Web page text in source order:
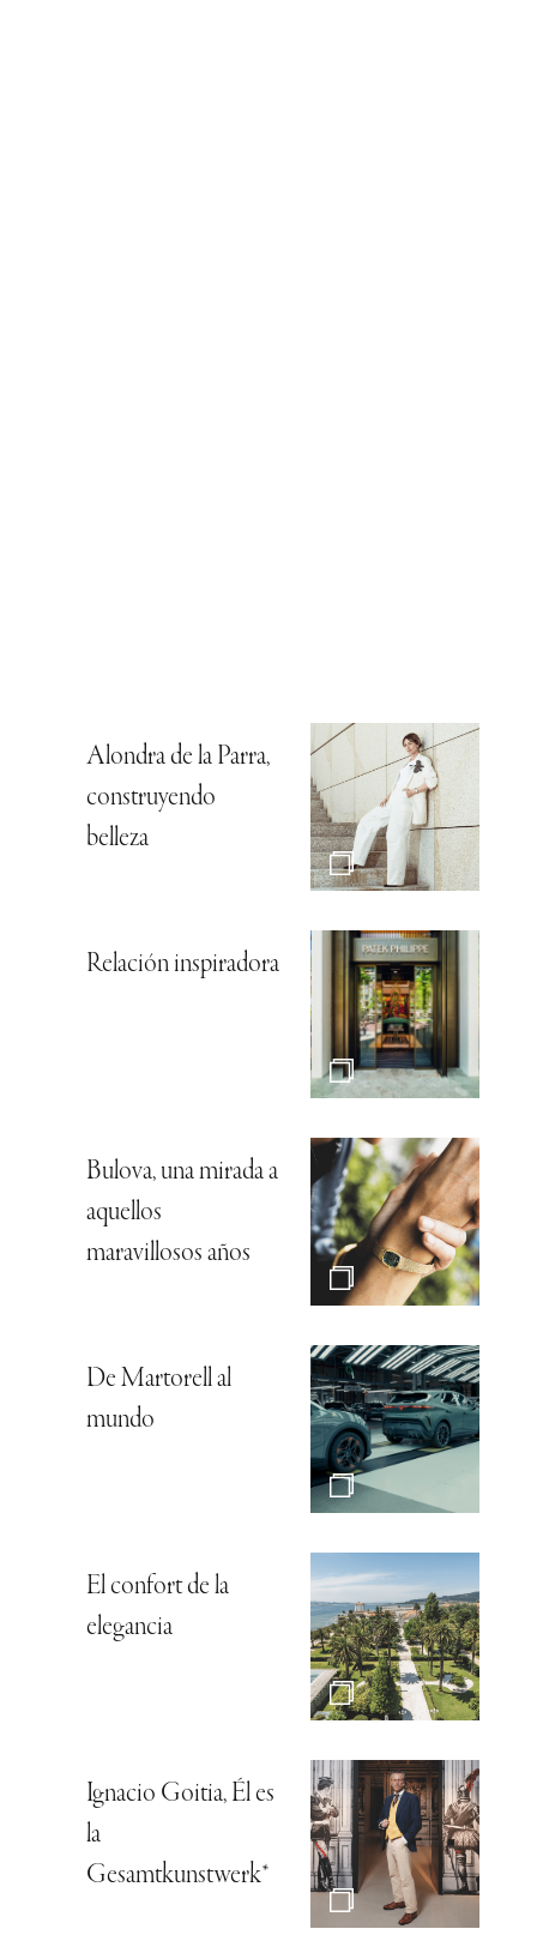
Alondra de la Parra,
construyendo
belleza
Relación inspiradora
Bulova, una mirada a
aquellos
maravillosos años
De Martorell al
mundo
El confort de la
elegancia
Ignacio Goitia, Él es
la
Gesamtkunstwerk*